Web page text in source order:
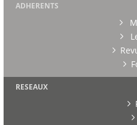
ADHERENTS
RESEAUX